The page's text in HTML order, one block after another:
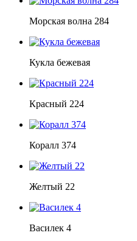
Морская волна 284
Кукла бежевая
Красный 224
Коралл 374
Желтый 22
Василек 4